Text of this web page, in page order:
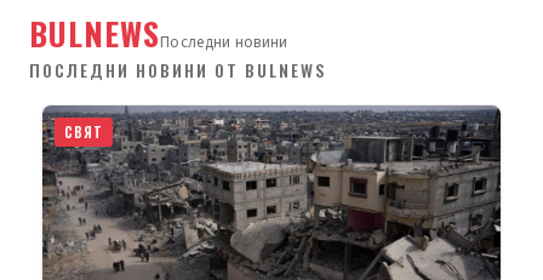
BULNEWSПоследни новини
ПОСЛЕДНИ НОВИНИ ОТ BULNEWS
СВЯТ